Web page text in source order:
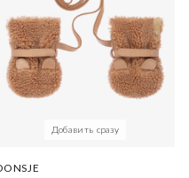
Добавить сразу